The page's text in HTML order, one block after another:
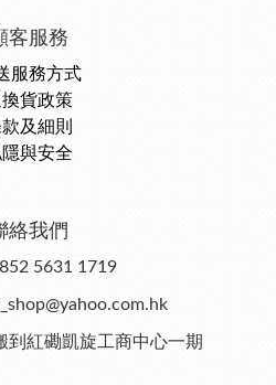
客服務
服務方式
貨政策
及細則
與安全
絡我們
5631 1719
到紅磡凱旋工商中心一期